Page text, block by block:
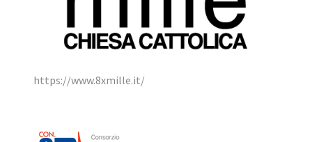
https://www.8xmille.it/